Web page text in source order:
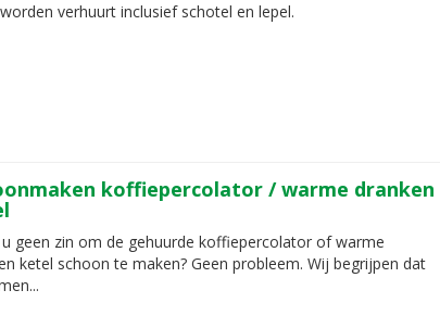
verhuurt inclusief schotel en lepel.
koffiepercolator / warme dranken
geen zin om de gehuurde koffiepercolator of warme
ketel schoon te maken? Geen probleem. Wij begrijpen dat